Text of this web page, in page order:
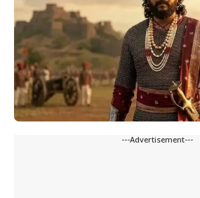
---Advertisement---